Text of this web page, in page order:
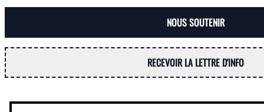
NOUS SOUTENIR
RECEVOIR LA LETTRE D'INFO